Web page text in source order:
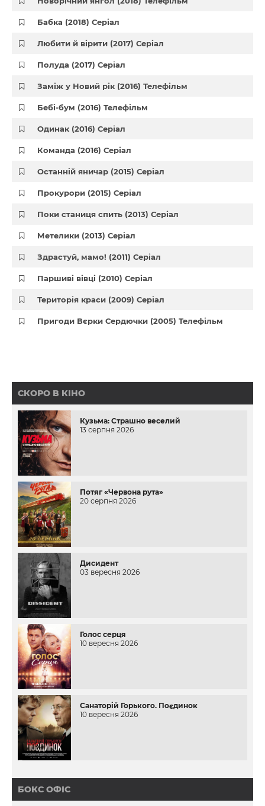
Бабка (2018) Серіал
Любити й вірити (2017) Серіал
Полуда (2017) Серіал
Заміж у Новий рік (2016) Телефільм
Бебі-бум (2016) Телефільм
Одинак (2016) Серіал
Команда (2016) Серіал
Останній яничар (2015) Серіал
Прокурори (2015) Серіал
Поки станиця спить (2013) Серіал
Метелики (2013) Серіал
Здрастуй, мамо! (2011) Серіал
Паршиві вівці (2010) Серіал
Територія краси (2009) Серіал
Пригоди Вєрки Сердючки (2005) Телефільм
СКОРО В КІНО
Кузьма: Страшно веселий
13 серпня 2026
Потяг «Червона рута»
20 серпня 2026
Дисидент
03 вересня 2026
Голос серця
10 вересня 2026
Санаторій Горького. Поєдинок
10 вересня 2026
БОКС ОФІС